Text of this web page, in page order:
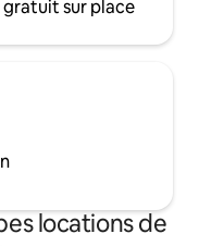
gratuit sur place
locations de